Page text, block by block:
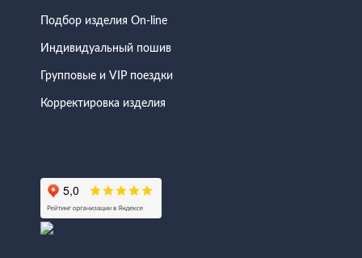
Подбор изделия On-line
Индивидуальный пошив
Групповые и VIP поездки
Корректировка изделия